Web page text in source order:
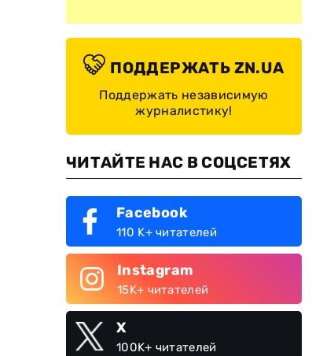
ПОДДЕРЖАТЬ ZN.UA
Поддержать независимую
журналистику!
ЧИТАЙТЕ НАС В СОЦСЕТЯХ
Facebook
110 K+ читателей
Instagram
15K+ читателей
X
100K+ читателей